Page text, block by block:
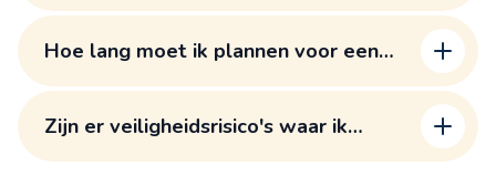
Hoe lang moet ik plannen voor een
uitzichtpunten?
Zijn er veiligheidsrisico's waar ik